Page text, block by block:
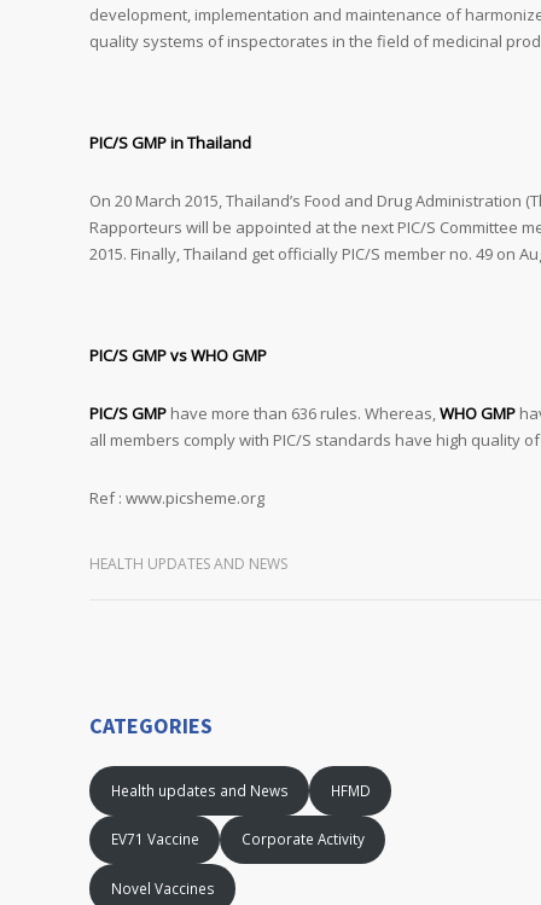
development, implementation and maintenance of
quality systems of inspectorates in the field of medicinal
PIC/S GMP in Thailand
On 20 March 2015, Thailand’s Food and Drug Administration
Rapporteurs will be appointed at the next PIC/S Committee
2015. Finally, Thailand get officially PIC/S member no. 49 on
PIC/S GMP vs WHO GMP
PIC/S GMP have more than 636 rules. Whereas,WHO GMP
all members comply with PIC/S standards have high quality
Ref : www.picsheme.org
HEALTH UPDATES AND NEWS
CATEGORIES
Health updates and News HFMD
EV71 Vaccine Corporate Activity
Novel Vaccines